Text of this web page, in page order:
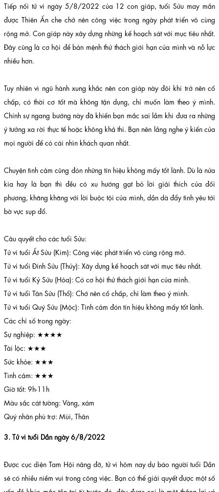
Tiếp nối tử vi ngày 5/8/2022 của 12 con giáp, tuổi Sửu may mắn
được Thiên Ấn che chở nên công việc trong ngày phát triển vô cùng
rộng mở. Con giáp này xây dựng những kế hoạch sát với mục tiêu nhất.
Đây cũng là cơ hội để bản mệnh thử thách giới hạn của mình và nỗ lực
nhiều hơn.
Tuy nhiên vì ngũ hành xung khắc nên con giáp này đôi khi trở nên cố
chấp, có thời cơ tốt mà không tận dụng, chỉ muốn làm theo ý mình.
Chính sự ngang bướng này đã khiến bạn mắc sai lầm khi đưa ra những
ý tưởng xa rời thực tế hoặc không khả thi. Bạn nên lắng nghe ý kiến của
mọi người để có cái nhìn khách quan nhất.
Chuyện tình cảm cũng đón những tín hiệu không mấy tốt lành. Dù là nửa
kia hay là bạn thì đều có xu hướng gạt bỏ lời giải thích của đối
phương, khăng khăng với lời buộc tội của mình, dần dà đẩy tình yêu tới
bờ vực sụp đổ.
Câu quyết cho các tuổi Sửu:
Tử vi tuổi Ất Sửu (Kim): Công việc phát triển vô cùng rộng mở.
Tử vi tuổi Đinh Sửu (Thủy): Xây dựng kế hoạch sát với mục tiêu nhất.
Tử vi tuổi Kỷ Sửu (Hỏa): Có cơ hội thử thách giới hạn của mình.
Tử vi tuổi Tân Sửu (Thổ): Chớ nên cố chấp, chỉ làm theo ý mình.
Tử vi tuổi Quý Sửu (Mộc): Tình cảm đón tín hiệu không mấy tốt lành.
Các chỉ số trong ngày:
Sự nghiệp: ★★★★
Tài lộc: ★★★
Sức khỏe: ★★★
Tình cảm: ★★★
Giờ tốt: 9h-11h
Màu sắc cát tường: Vàng, xám
Quý nhân phù trợ: Mùi, Thân
3. Tử vi tuổi Dần ngày 6/8/2022
Được cục diện Tam Hội nâng đỡ, tử vi hôm nay dự báo người tuổi Dần
sẽ có nhiều niềm vui trong công việc. Bạn có thể giải quyết được một số